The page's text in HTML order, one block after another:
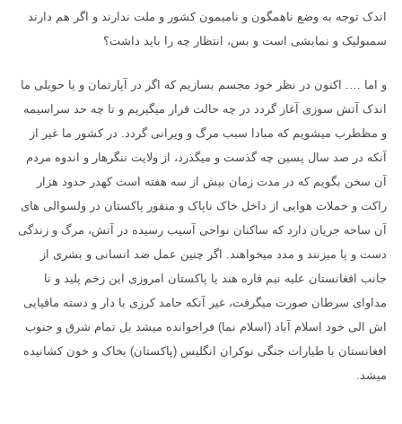
اندک توجه به وضع ناهمگون و نامیمون کشور و ملت ندارند و اگر هم دارند
سمبولیک و نمایشی است و بس، انتظار چه را باید داشت؟
و اما …. اکنون در نظر خود مجسم بسازیم که اگر در آپارتمان و یا حویلی ما
اندک آتش سوزی آغاز گردد در چه حالت قرار میگیریم و تا چه حد سراسیمه
و مظطرب میشویم که مبادا سبب مرگ و ویرانی گردد. در کشور ما غیر از
آنکه در صد سال پسین چه گذست و میگذرد، از ولایت ننگرهار و اندوه مردم
آن سخن بگویم که در مدت زمان بیش از سه هفته است کهدر حدود هزار
راکت و حملات هوایی از داخل خاک ناپاک و منفور پاکستان در ولسوالی های
آن ساحه جریان دارد که ساکنان نواحی آسیب رسیده در آتش، مرگ و زندگی
دست و پا میزنند و مدد میخواهند. اگر چنین عمل ضد انسانی و بشری از
جانب افغانستان علیه نیم فاره هند یا پاکستان امروزی این زخم پلید و نا
مداوای سرطان صورت میگرفت، غیر آنکه حامد کرزی با دار و دسته مافیایی
اش الی خود اسلام آباد (اسلام نما) فراخوانده میشد بل تمام شرق و جنوب
افغانستان با طیارات جنگی نوکران انگلیس (پاکستان) بخاک و خون کشانیده
میشد.